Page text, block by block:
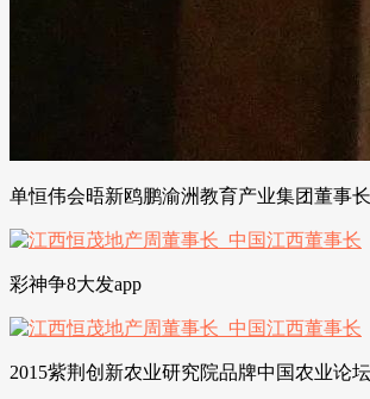
单恒伟会晤新鸥鹏渝洲教育产业集团董事
彩神争8大发app
2015紫荆创新农业研究院品牌中国农业论